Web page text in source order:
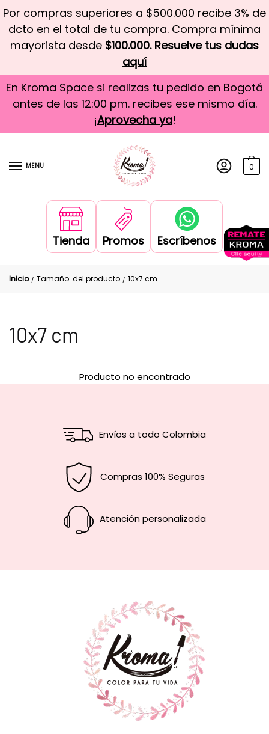
Por compras superiores a $500.000 recibe 3% de
dcto en el total de tu compra. Compra mínima
mayorista desde $100.000. Resuelve tus dudas
aquí
En Kroma Space si realizas tu pedido en Bogotá
antes de las 12:00 pm. recibes ese mismo día.
¡Aprovecha ya!
MENU 0
Tienda Promos Escríbenos
Inicio / Tamaño: del producto / 10x7 cm
10x7 cm
Producto no encontrado
Envíos a todo Colombia
Compras 100% Seguras
Atención personalizada